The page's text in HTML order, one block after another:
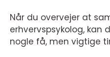
Når du overvejer at
erhvervspsykolog, kan
nogle få, men vigtige